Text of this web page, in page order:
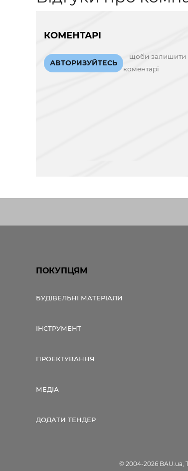
КОМЕНТАРІ
АВТОРИЗУЙТЕСЬ
щоби залишити
коментарі
ПОКУПЦЯМ
БУДІВЕЛЬНІ МАТЕРІАЛИ
ІНСТРУМЕНТ
ПРОЕКТУВАННЯ
МЕДІА
ДОДАТИ ТЕНДЕР
© 2004-2026 BAU.ua,